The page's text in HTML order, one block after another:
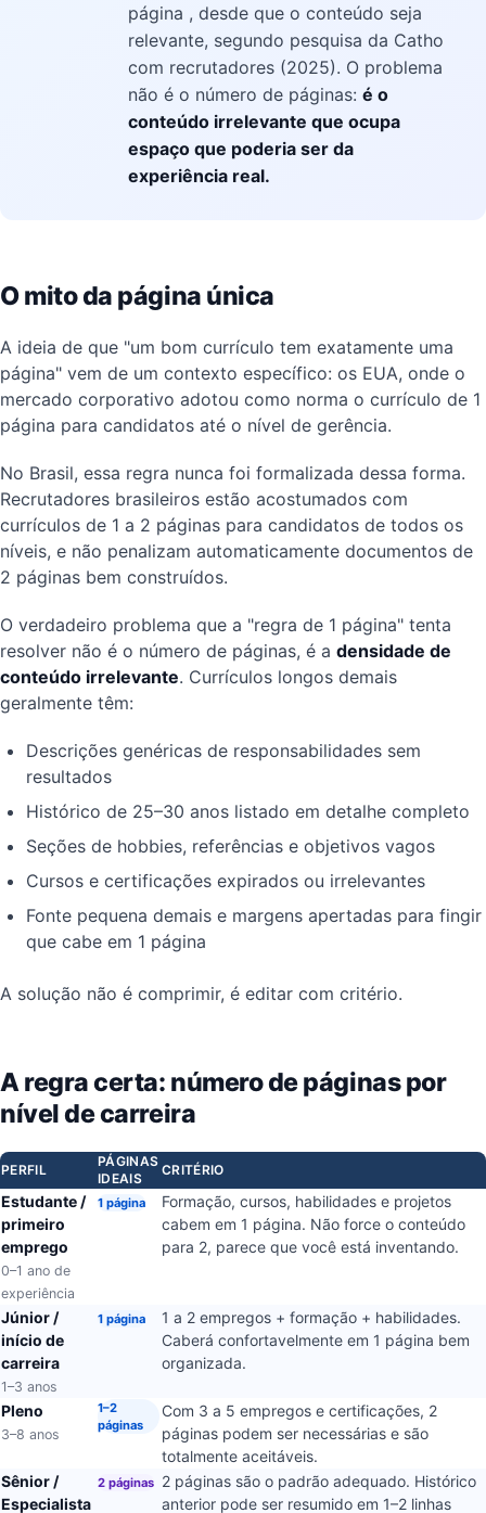
página , desde que o conteúdo seja
relevante, segundo pesquisa da Catho
com recrutadores (2025). O problema
não é o número de páginas: é o
conteúdo irrelevante que ocupa
espaço que poderia ser da
experiência real.
O mito da página única
A ideia de que "um bom currículo tem exatamente uma
página" vem de um contexto específico: os EUA, onde o
mercado corporativo adotou como norma o currículo de 1
página para candidatos até o nível de gerência.
No Brasil, essa regra nunca foi formalizada dessa forma.
Recrutadores brasileiros estão acostumados com
currículos de 1 a 2 páginas para candidatos de todos os
níveis, e não penalizam automaticamente documentos de
2 páginas bem construídos.
O verdadeiro problema que a "regra de 1 página" tenta
resolver não é o número de páginas, é a densidade de
conteúdo irrelevante. Currículos longos demais
geralmente têm:
Descrições genéricas de responsabilidades sem
resultados
Histórico de 25–30 anos listado em detalhe completo
Seções de hobbies, referências e objetivos vagos
Cursos e certificações expirados ou irrelevantes
Fonte pequena demais e margens apertadas para fingir
que cabe em 1 página
A solução não é comprimir, é editar com critério.
A regra certa: número de páginas por
nível de carreira
PERFIL
PÁGINAS
IDEAIS
CRITÉRIO
Estudante /
primeiro
emprego
0–1 ano de
experiência
1 página
Formação, cursos, habilidades e projetos
cabem em 1 página. Não force o conteúdo
para 2, parece que você está inventando.
Júnior /
início de
carreira
1–3 anos
1 página
1 a 2 empregos + formação + habilidades.
Caberá confortavelmente em 1 página bem
organizada.
Pleno
3–8 anos
1–2
páginas
Com 3 a 5 empregos e certificações, 2
páginas podem ser necessárias e são
totalmente aceitáveis.
Sênior /
Especialista
2 páginas 2 páginas são o padrão adequado. Histórico
anterior pode ser resumido em 1–2 linhas